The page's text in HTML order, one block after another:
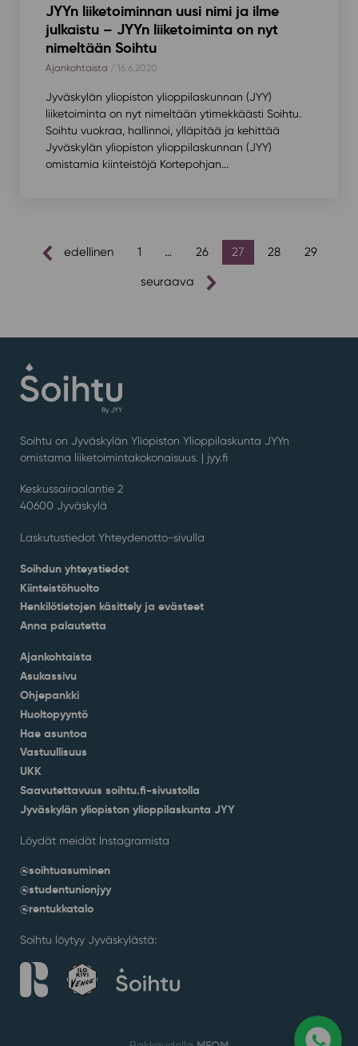
JYYn liiketoiminnan uusi nimi ja ilme
julkaistu – JYYn liiketoiminta on nyt
nimeltään Soihtu
Ajankohtaista / 16.6.2020
Jyväskylän yliopiston ylioppilaskunnan (JYY)
liiketoiminta on nyt nimeltään ytimekkäästi Soihtu.
Soihtu vuokraa, hallinnoi, ylläpitää ja kehittää
Jyväskylän yliopiston ylioppilaskunnan (JYY)
omistamia kiinteistöjä Kortepohjan...
artikkelien
edellinen 1 … 26 27 28 29
seuraava
Soihtu on Jyväskylän Yliopiston Ylioppilaskunta JYYn
omistama liiketoimintakokonaisuus. | jyy.fi
Keskussairaalantie 2
40600 Jyväskylä
Laskutustiedot Yhteydenotto-sivulla
Soihdun yhteystiedot
Kiinteistöhuolto
Henkilötietojen käsittely ja evästeet
Anna palautetta
Ajankohtaista
Asukassivu
Ohjepankki
Huoltopyyntö
Hae asuntoa
Vastuullisuus
UKK
Saavutettavuus soihtu.fi-sivustolla
Jyväskylän yliopiston ylioppilaskunta JYY
Löydät meidät Instagramista
@soihtuasuminen
@studentunionjyy
@rentukkatalo
Soihtu löytyy Jyväskylästä: